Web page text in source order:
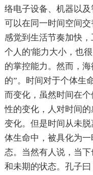
络电子设备、机器以
可以在同一时间空间
感觉到生活节奏加快
个人的'能力大小，也
的掌控能力。然而，
的”。时间对于个体生
而变化，虽然时间在
性的变化，人对时间
变化。但是时间从未
体生命中，被具化为
态。当然有人说，当
和未期的状态。孔子